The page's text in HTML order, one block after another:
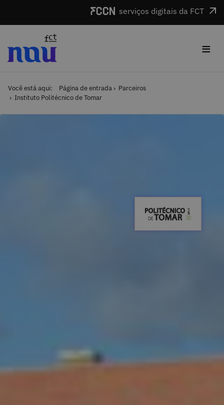
serviços digitais da FCT
≡
Você está aqui: Página de entrada
Parceiros
Instituto Politécnico de Tomar